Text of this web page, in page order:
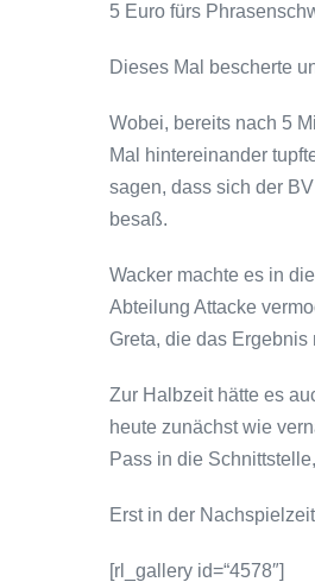
5 Euro fürs
Dieses Mal bescherte
Wobei, bereits nach 5
Mal hintereinander
sagen, dass sich der
besaß.
Wacker machte es in
Abteilung Attacke
Greta, die das
Zur Halbzeit hätte es
heute zunächst wie
Pass in die
Erst in der
[rl_gallery id=“4578″]